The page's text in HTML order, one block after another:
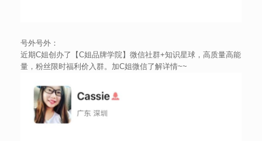
号外号外：
近期C姐创办了【C姐品牌学院】微信社群+知识星球，高质量高能
量，粉丝限时福利价入群。加C姐微信了解详情~~